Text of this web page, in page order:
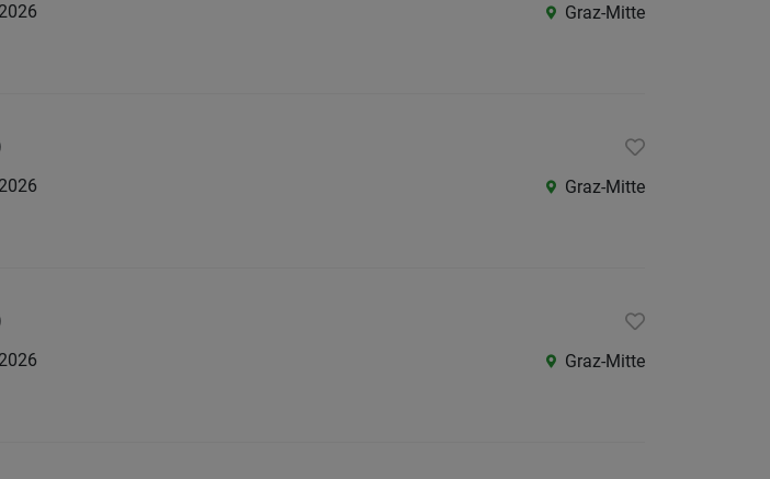
Graz-Mitte
Graz-Mitte
Graz-Mitte